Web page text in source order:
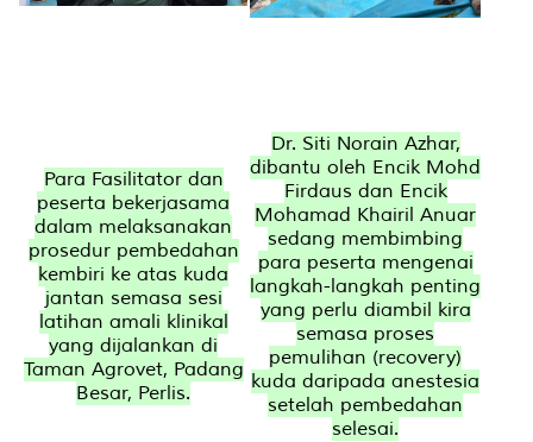
Para Fasilitator dan
peserta bekerjasama
dalam melaksanakan
prosedur pembedahan
kembiri ke atas kuda
jantan semasa sesi
latihan amali klinikal
yang dijalankan di
Taman Agrovet, Padang
Besar, Perlis.
Dr. Siti Norain Azhar,
dibantu oleh Encik Mohd
Firdaus dan Encik
Mohamad Khairil Anuar
sedang membimbing
para peserta mengenai
langkah-langkah penting
yang perlu diambil kira
semasa proses
pemulihan (recovery)
kuda daripada anestesia
setelah pembedahan
selesai.